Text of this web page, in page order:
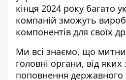
кінця 2024 року багато
компаній зможуть
компонентів для своїх
Ми всі знаємо, що
головні органи, від
поповнення